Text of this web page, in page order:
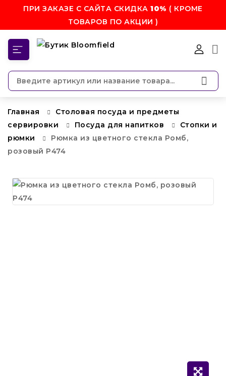
ПРИ ЗАКАЗЕ С САЙТА СКИДКА10% ( КРОМЕ
ТОВАРОВ ПО АКЦИИ )
Главная
Столовая посуда и предметы
сервировки
Посуда для напитков
Стопки и
рюмки
Рюмка из цветного стекла Ромб,
розовый P474